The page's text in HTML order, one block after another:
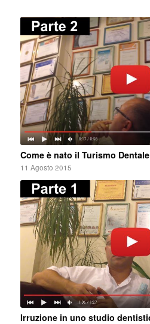
Come è nato il Turismo
11 Agosto 2015
Irruzione in uno studio